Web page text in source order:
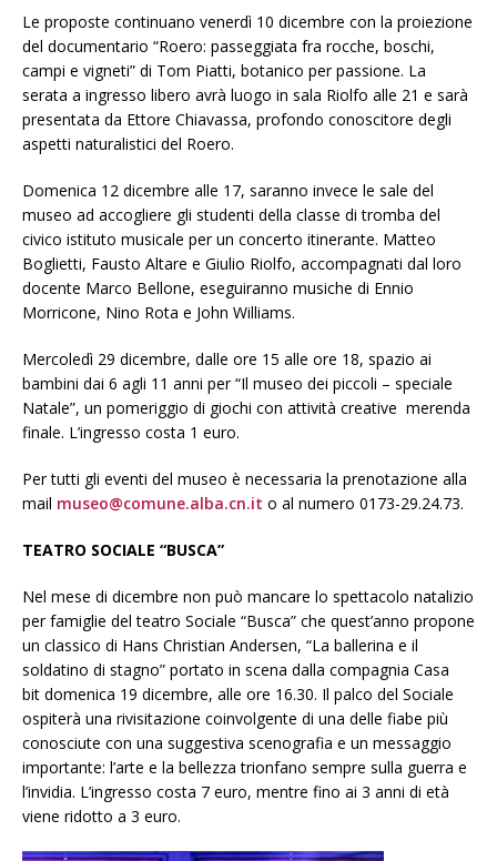
Le proposte continuano venerdì 10 dicembre con la proiezione
del documentario “Roero: passeggiata fra rocche, boschi,
campi e vigneti” di Tom Piatti, botanico per passione. La
serata a ingresso libero avrà luogo in sala Riolfo alle 21 e sarà
presentata da Ettore Chiavassa, profondo conoscitore degli
aspetti naturalistici del Roero.
Domenica 12 dicembre alle 17, saranno invece le sale del
museo ad accogliere gli studenti della classe di tromba del
civico istituto musicale per un concerto itinerante. Matteo
Boglietti, Fausto Altare e Giulio Riolfo, accompagnati dal loro
docente Marco Bellone, eseguiranno musiche di Ennio
Morricone, Nino Rota e John Williams.
Mercoledì 29 dicembre, dalle ore 15 alle ore 18, spazio ai
bambini dai 6 agli 11 anni per “Il museo dei piccoli – speciale
Natale”, un pomeriggio di giochi con attività creative merenda
finale. L’ingresso costa 1 euro.
Per tutti gli eventi del museo è necessaria la prenotazione alla
mail museo@comune.alba.cn.it o al numero 0173-29.24.73.
TEATRO SOCIALE “BUSCA”
Nel mese di dicembre non può mancare lo spettacolo natalizio
per famiglie del teatro Sociale “Busca” che quest’anno propone
un classico di Hans Christian Andersen, “La ballerina e il
soldatino di stagno” portato in scena dalla compagnia Casa
bit domenica 19 dicembre, alle ore 16.30. Il palco del Sociale
ospiterà una rivisitazione coinvolgente di una delle fiabe più
conosciute con una suggestiva scenografia e un messaggio
importante: l’arte e la bellezza trionfano sempre sulla guerra e
l’invidia. L’ingresso costa 7 euro, mentre fino ai 3 anni di età
viene ridotto a 3 euro.